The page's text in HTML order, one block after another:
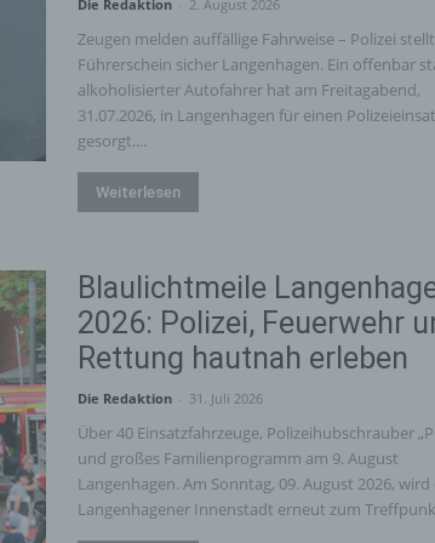
Die Redaktion 2. August 2026
Zeugen melden auffällige Fahrweise – Polizei stellt
Führerschein sicher Langenhagen. Ein offenbar
alkoholisierter Autofahrer hat am Freitagabend,
31.07.2026, in Langenhagen für einen
gesorgt....
Weiterlesen
Blaulichtmeile
2026: Polizei, Feuerwehr
Rettung hautnah erleben
Die Redaktion 31. Juli 2026
Über 40 Einsatzfahrzeuge, Polizeihubschrauber
und großes Familienprogramm am 9. August
Langenhagen. Am Sonntag, 09. August 2026, wird
Langenhagener Innenstadt erneut zum
beziehen, zu bewerten, insbesondere, um Aspekte
wirtschaftlicher Lage, Gesundheit, persönlicher
Zuverlässigkeit, Verhalten, Aufenthaltsort oder
Person zu analysieren oder vorherzusagen.
f) Pseudonymisierung
Pseudonymisierung ist die Verarbeitung
Weise, auf welche die personenbezogenen Daten ohne
zusätzlicher Informationen nicht mehr einer
aufbewahrt werden und technischen und
unterliegen, die gewährleisten, dass die
identifizierten oder identifizierbaren natürlichen Person
g) Verantwortlicher oder für die
Verantwortlicher
Verantwortlicher oder für die Verarbeitung
oder juristische Person, Behörde, Einrichtung oder
gemeinsam mit anderen über die Zwecke und Mittel der
personenbezogenen Daten entscheidet. Sind die
Verarbeitung durch das Unionsrecht oder das Recht der